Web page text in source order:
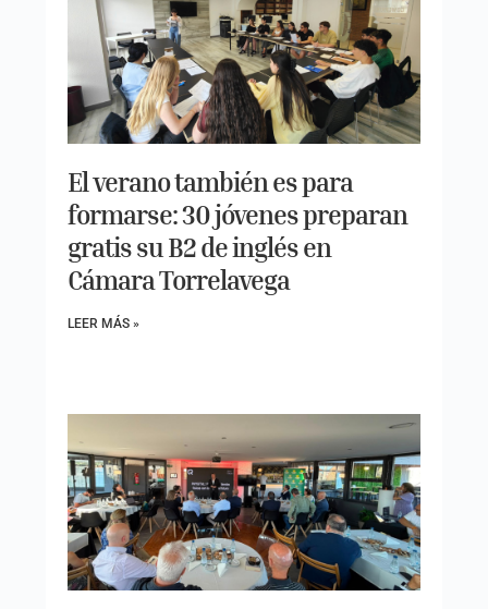
El verano también es para
formarse: 30 jóvenes preparan
gratis su B2 de inglés en
Cámara Torrelavega
LEER MÁS »